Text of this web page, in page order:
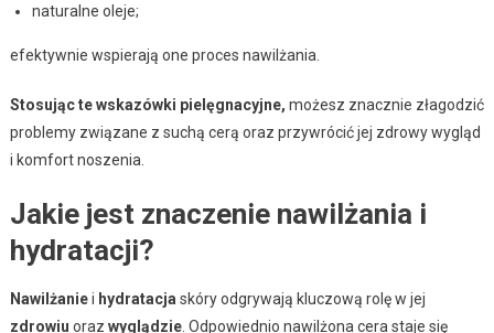
naturalne oleje;
efektywnie wspierają one proces nawilżania.
Stosując te wskazówki pielęgnacyjne, możesz znacznie złagodzić
problemy związane z suchą cerą oraz przywrócić jej zdrowy wygląd
i komfort noszenia.
Jakie jest znaczenie nawilżania i
hydratacji?
Nawilżaniei hydratacja skóry odgrywają kluczową rolę w jej
zdrowiu oraz wyglądzie. Odpowiednio nawilżona cera staje się